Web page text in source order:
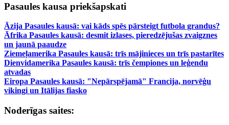
Pasaules kausa priekšapskati
Āzija Pasaules kausā: vai kāds spēs pārsteigt futbola grandus?
Āfrika Pasaules kausā: desmit izlases, pieredzējušas zvaigznes
un jaunā paaudze
Ziemeļamerika Pasaules kausā: trīs mājinieces un trīs pastarītes
Dienvidamerika Pasaules kausā: trīs čempiones un leģendu
atvadas
Eiropa Pasaules kausā: "Nepārspējamā" Francija, norvēģu
vikingi un Itālijas fiasko
Noderīgas saites: